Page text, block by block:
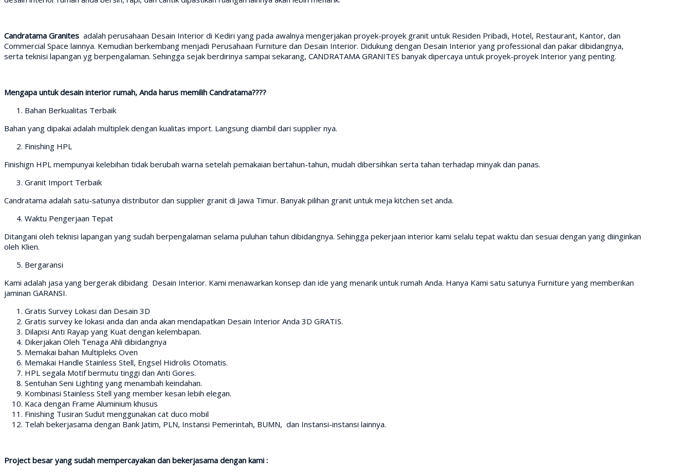
Candratama Granites adalah perusahaan Desain Interior di Kediri yang pada awalnya mengerjakan proyek-proyek granit untuk Residen Pribadi, Hotel, Restaurant, Kantor, dan
Commercial Space lainnya. Kemudian berkembang menjadi Perusahaan Furniture dan Desain Interior. Didukung dengan Desain Interior yang professional dan pakar dibidangnya,
serta teknisi lapangan yg berpengalaman. Sehingga sejak berdirinya sampai sekarang, CANDRATAMA GRANITES banyak dipercaya untuk proyek-proyek Interior yang penting.
Mengapa untuk desain interior rumah, Anda harus memilih Candratama????
Bahan Berkualitas Terbaik
Bahan yang dipakai adalah multiplek dengan kualitas import. Langsung diambil dari supplier nya.
Finishing HPL
Finishign HPL mempunyai kelebihan tidak berubah warna setelah pemakaian bertahun-tahun, mudah dibersihkan serta tahan terhadap minyak dan panas.
Granit Import Terbaik
Candratama adalah satu-satunya distributor dan supplier granit di Jawa Timur. Banyak pilihan granit untuk meja kitchen set anda.
Waktu Pengerjaan Tepat
Ditangani oleh teknisi lapangan yang sudah berpengalaman selama puluhan tahun dibidangnya. Sehingga pekerjaan interior kami selalu tepat waktu dan sesuai dengan yang diinginkan
oleh Klien.
Bergaransi
Kami adalah jasa yang bergerak dibidang Desain Interior. Kami menawarkan konsep dan ide yang menarik untuk rumah Anda. Hanya Kami satu satunya Furniture yang memberikan
jaminan GARANSI.
Gratis Survey Lokasi dan Desain 3D
Gratis survey ke lokasi anda dan anda akan mendapatkan Desain Interior Anda 3D GRATIS.
Dilapisi Anti Rayap yang Kuat dengan kelembapan.
Dikerjakan Oleh Tenaga Ahli dibidangnya
Memakai bahan Multipleks Oven
Memakai Handle Stainless Stell, Engsel Hidrolis Otomatis.
HPL segala Motif bermutu tinggi dan Anti Gores.
Sentuhan Seni Lighting yang menambah keindahan.
Kombinasi Stainless Stell yang member kesan lebih elegan.
Kaca dengan Frame Aluminium khusus
Finishing Tusiran Sudut menggunakan cat duco mobil
Telah bekerjasama dengan Bank Jatim, PLN, Instansi Pemerintah, BUMN, dan Instansi-instansi lainnya.
Project besar yang sudah mempercayakan dan bekerjasama dengan kami :